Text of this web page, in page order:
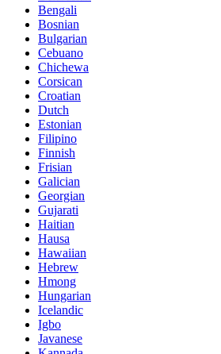
Bengali
Bosnian
Bulgarian
Cebuano
Chichewa
Corsican
Croatian
Dutch
Estonian
Filipino
Finnish
Frisian
Galician
Georgian
Gujarati
Haitian
Hausa
Hawaiian
Hebrew
Hmong
Hungarian
Icelandic
Igbo
Javanese